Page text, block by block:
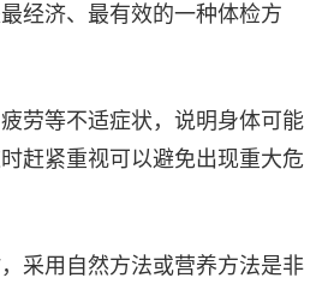
经济、最有效的一种体检方
劳等不适症状，说明身体可能
赶紧重视可以避免出现重大危
采用自然方法或营养方法是非